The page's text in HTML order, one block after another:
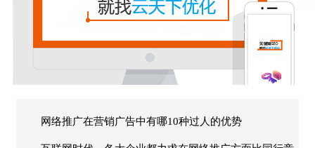
网络推广在营销广告中有哪10种过人的优势